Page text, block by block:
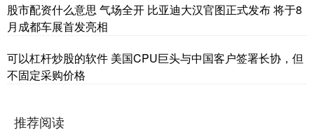
股市配资什么意思 气场全开 比亚迪大汉官图正式发布 将于8
月成都车展首发亮相
可以杠杆炒股的软件 美国CPU巨头与中国客户签署长协，但
不固定采购价格
推荐阅读